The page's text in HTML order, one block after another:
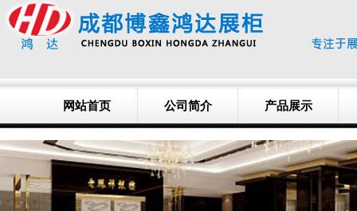
网站首页 公司简介 产品展示